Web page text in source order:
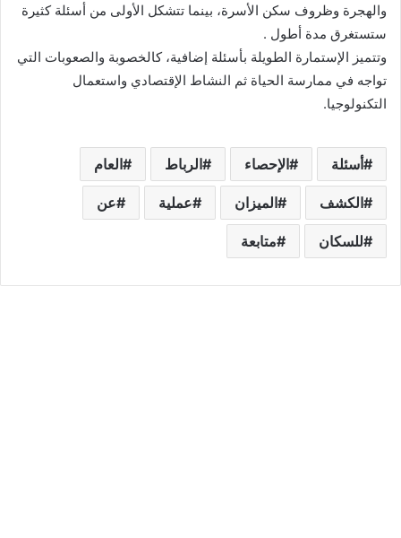
والهجرة وظروف سكن الأسرة، بينما تتشكل الأولى من أسئلة كثيرة
ستستغرق مدة أطول .
وتتميز الإستمارة الطويلة بأسئلة إضافية، كالخصوبة والصعوبات التي
تواجه في ممارسة الحياة ثم النشاط الإقتصادي واستعمال
التكنولوجيا.
أسئلة الإحصاء الرباط العام
الكشف الميزان عملية عن
للسكان متابعة